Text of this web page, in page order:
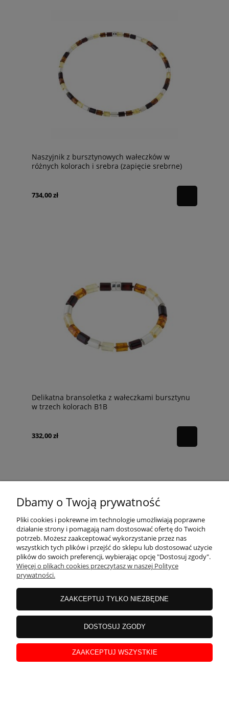
Naszyjnik z bursztynowych wałeczków w
różnych kolorach i srebra (zapięcie srebrne)
734,00 zł
Delikatna bransoletka z wałeczkami bursztynu
w trzech kolorach B1B
332,00 zł
Wyrafinowane srebrne kolczyki z bursztynem w
Dbamy o Twoją prywatność
Pliki cookies i pokrewne im technologie umożliwiają poprawne
działanie strony i pomagają nam dostosować ofertę do Twoich
potrzeb. Możesz zaakceptować wykorzystanie przez nas
wszystkich tych plików i przejść do sklepu lub dostosować użycie
plików do swoich preferencji, wybierając opcję "Dostosuj zgody".
Więcej o plikach cookies przeczytasz w naszej Polityce
prywatności.
ZAAKCEPTUJ TYLKO NIEZBĘDNE
DOSTOSUJ ZGODY
ZAAKCEPTUJ WSZYSTKIE